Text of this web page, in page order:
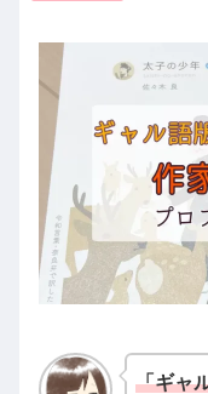
「ギャ